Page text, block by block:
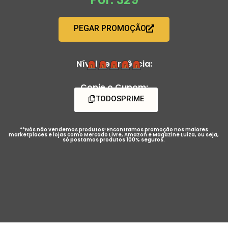
PEGAR PROMOÇÃO
Nível de Urgência:
Copie o Cupom:
TODOSPRIME
**Nós não vendemos produtos! Encontramos promoção nos maiores
marketplaces e lojas como Mercado Livre, Amazon e Magazine Luiza, ou seja,
só postamos produtos 100% seguros.